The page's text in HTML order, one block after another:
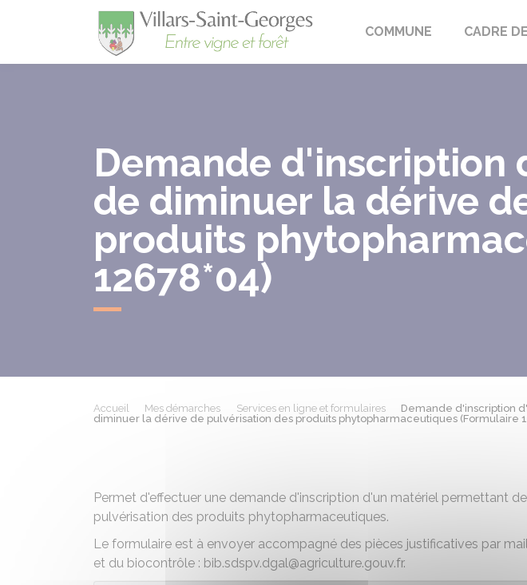
Villars-Saint-Georges
COMMUNE CADRE
Demande
de diminuer la dérive
produits
12678*04)
Accueil Mes démarches Services en ligne et formulaires
Demande d'inscription
diminuer la dérive de pulvérisation des produits phytopharmaceutiques (Formulaire
Permet d'effectuer une demande d'inscription d'un matériel permettant
pulvérisation des produits phytopharmaceutiques.
Le formulaire est à envoyer accompagné des pièces justificatives par
et du biocontrôle : bib.sdspv.dgal@agriculture.gouv.fr.